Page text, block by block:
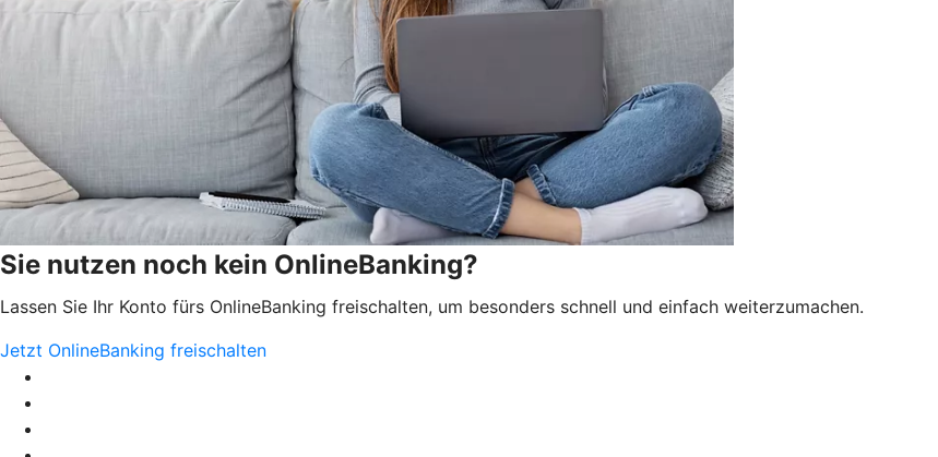
Sie nutzen noch kein OnlineBanking?
Lassen Sie Ihr Konto fürs OnlineBanking freischalten, um besonders schnell und einfach weiterzumachen.
Jetzt OnlineBanking freischalten